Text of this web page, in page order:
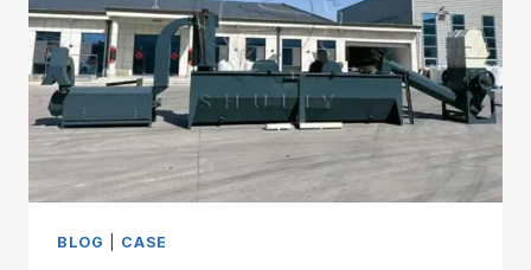
BLOG CASE